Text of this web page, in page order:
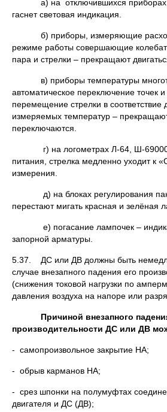
а) на отключившихся приборах
гаснет световая индикация.
б) приборы, измеряющие
режиме работы совершающие
пара и стрелки – прекращают
в) приборы температуры
автоматическое переключение точек
перемещение стрелки в соответствие
измеряемых температур –
переключаются.
г) на логометрах Л-64, Ш-69000,
питания, стрелка медленно уходит к
измерения.
д) на блоках регулирования
перестают мигать красная и зелёная
е) погасание лампочек –
запорной арматуры.
5.37. ДС или ДВ должны быть
случае внезапного падения его
(снижения токовой нагрузки по
давления воздуха на напоре или
Причиной внезапного
производительности ДС или ДВ
- самопроизвольное закрытие НА;
- обрыв карманов НА;
- срез шпонки на полумуфтах
двигателя и ДС (ДВ);